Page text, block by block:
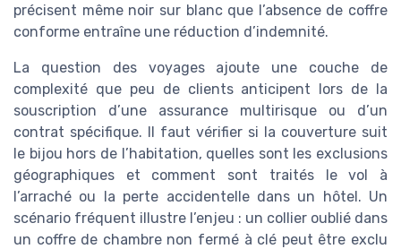
précisent même noir sur blanc que l’absence de coffre
conforme entraîne une réduction d’indemnité.
La question des voyages ajoute une couche de
complexité que peu de clients anticipent lors de la
souscription d’une assurance multirisque ou d’un
contrat spécifique. Il faut vérifier si la couverture suit
le bijou hors de l’habitation, quelles sont les exclusions
géographiques et comment sont traités le vol à
l’arraché ou la perte accidentelle dans un hôtel. Un
scénario fréquent illustre l’enjeu : un collier oublié dans
un coffre de chambre non fermé à clé peut être exclu